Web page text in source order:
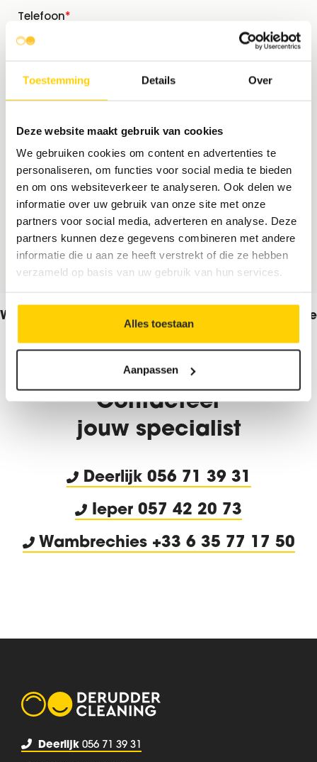
Toestemming Details Over
Deze website maakt gebruik van cookies
We gebruiken cookies om content en advertenties te
personaliseren, om functies voor social media te bieden
en om ons websiteverkeer te analyseren. Ook delen we
informatie over uw gebruik van onze site met onze
partners voor social media, adverteren en analyse. Deze
partners kunnen deze gegevens combineren met andere
informatie die u aan ze heeft verstrekt of die ze hebben
verzameld op basis van uw gebruik van hun services.
Alles toestaan
Aanpassen
Wij contacteren jou binnen 1 werkdag voor verdere
Contacteer
jouw specialist
Deerlijk 056 71 39 31
Ieper 057 42 20 73
Wambrechies +33 6 35 77 17 50
Deerlijk 056 71 39 31